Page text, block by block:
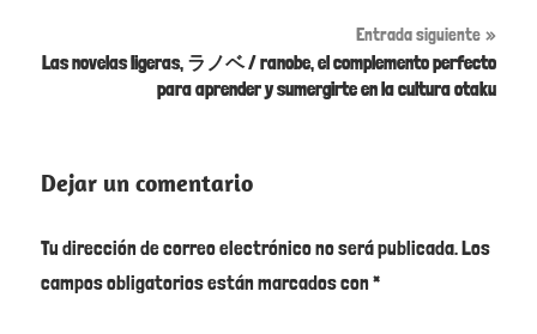
Entrada siguiente
Las novelas ligeras, ラノベ / ranobe, el complemento perfecto
para aprender y sumergirte en la cultura otaku
Dejar un comentario
Tu dirección de correo electrónico no será publicada.Los
campos obligatorios están marcados con *